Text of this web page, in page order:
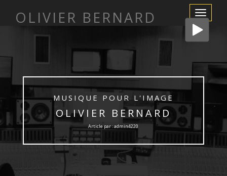
Afficher/
la
navigation
OLIVIER BERNARD
MUSIQUE POUR L'IMAGE
OLIVIER BERNARD
Article par : admin4220